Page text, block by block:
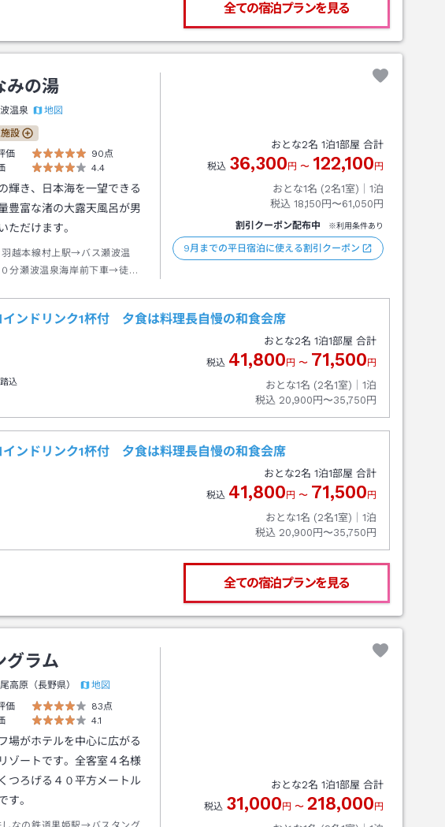
全ての宿泊プランを見る
みの湯
温泉 地図
設
価
90点
4.4
輝き、日本海を一望できる
豊富な渚の大露天風呂が男
ただけます。
羽越本線村上駅→バス瀬波温
分瀬波温泉海岸前下車→徒歩
おとな2名 1泊1部屋 合計
税込 36,300 円 〜 122,100 円
おとな1名 (2名1室)｜ 1泊
税込 18,150円〜61,050円
割引クーポン配布中 ※利用条件あり
9月までの平日宿泊に使える割引クーポン
ンドリンク1杯付 夕食は料理長自慢の和食会席
込
おとな2名 1泊1部屋 合計
税込 41,800 円 〜 71,500 円
おとな1名 (2名1室)｜ 1泊
税込 20,900円〜35,750円
ンドリンク1杯付 夕食は料理長自慢の和食会席
おとな2名 1泊1部屋 合計
税込 41,800 円 〜 71,500 円
おとな1名 (2名1室)｜ 1泊
税込 20,900円〜35,750円
全ての宿泊プランを見る
グラム
高原（長野県）
地図
価
83点
4.1
場がホテルを中心に広がる
ゾートです。全客室４名様
つろげる４０平方メートル
す。
おとな2名 1泊1部屋 合計
税込 31,000 円 〜 218,000 円